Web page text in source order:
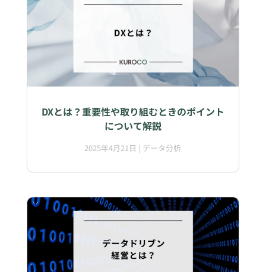
DXとは？重要性や取り組むときのポイント
について解説
2025年4月21日 | データ分析